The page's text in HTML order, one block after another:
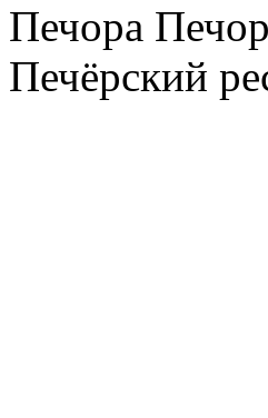
Печора
Печёрский